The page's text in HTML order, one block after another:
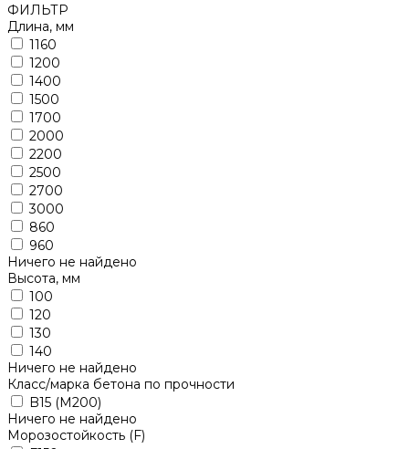
ФИЛЬТР
Длина, мм
1160
1200
1400
1500
1700
2000
2200
2500
2700
3000
860
960
Ничего не найдено
Высота, мм
100
120
130
140
Ничего не найдено
Класс/марка бетона по прочности
B15 (M200)
Ничего не найдено
Морозостойкость (F)